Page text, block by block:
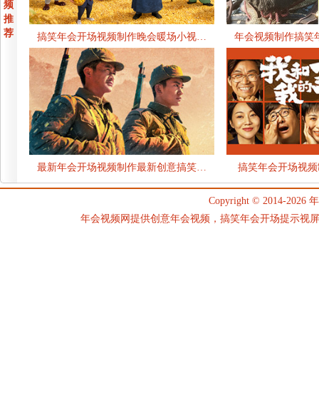
频
推
荐
搞笑年会开场视频制作晚会暖场小视… 年会视频制作搞
最新年会开场视频制作最新创意搞笑… 搞笑年会开场视
Copyright © 2014-2026
年会视频网提供创意年会视频，搞笑年会开场提示视